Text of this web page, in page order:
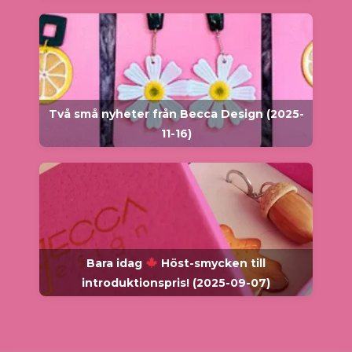
Två små nyheter från Becca Design (2025-
11-16)
Bara idag
Höst-smycken till
introduktionspris! (2025-09-07)